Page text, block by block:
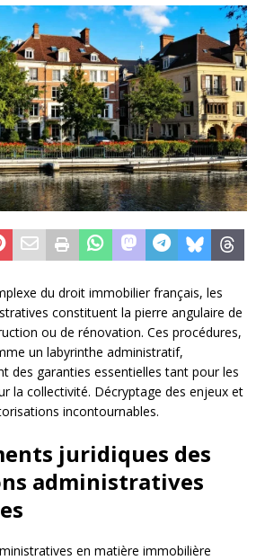
du droit immobilier français, les
constituent la pierre angulaire de
ou de rénovation. Ces procédures,
un labyrinthe administratif,
des garanties essentielles tant pour les
la collectivité. Décryptage des enjeux et
incontournables.
juridiques des
administratives
en matière immobilière